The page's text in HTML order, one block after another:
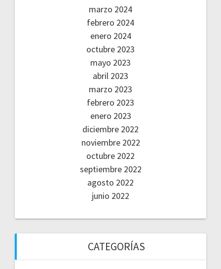
marzo 2024
febrero 2024
enero 2024
octubre 2023
mayo 2023
abril 2023
marzo 2023
febrero 2023
enero 2023
diciembre 2022
noviembre 2022
octubre 2022
septiembre 2022
agosto 2022
junio 2022
CATEGORÍAS